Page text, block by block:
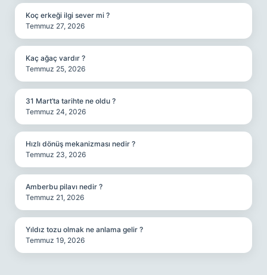
Koç erkeği ilgi sever mi ?
Temmuz 27, 2026
Kaç ağaç vardır ?
Temmuz 25, 2026
31 Mart’ta tarihte ne oldu ?
Temmuz 24, 2026
Hızlı dönüş mekanizması nedir ?
Temmuz 23, 2026
Amberbu pilavı nedir ?
Temmuz 21, 2026
Yıldız tozu olmak ne anlama gelir ?
Temmuz 19, 2026